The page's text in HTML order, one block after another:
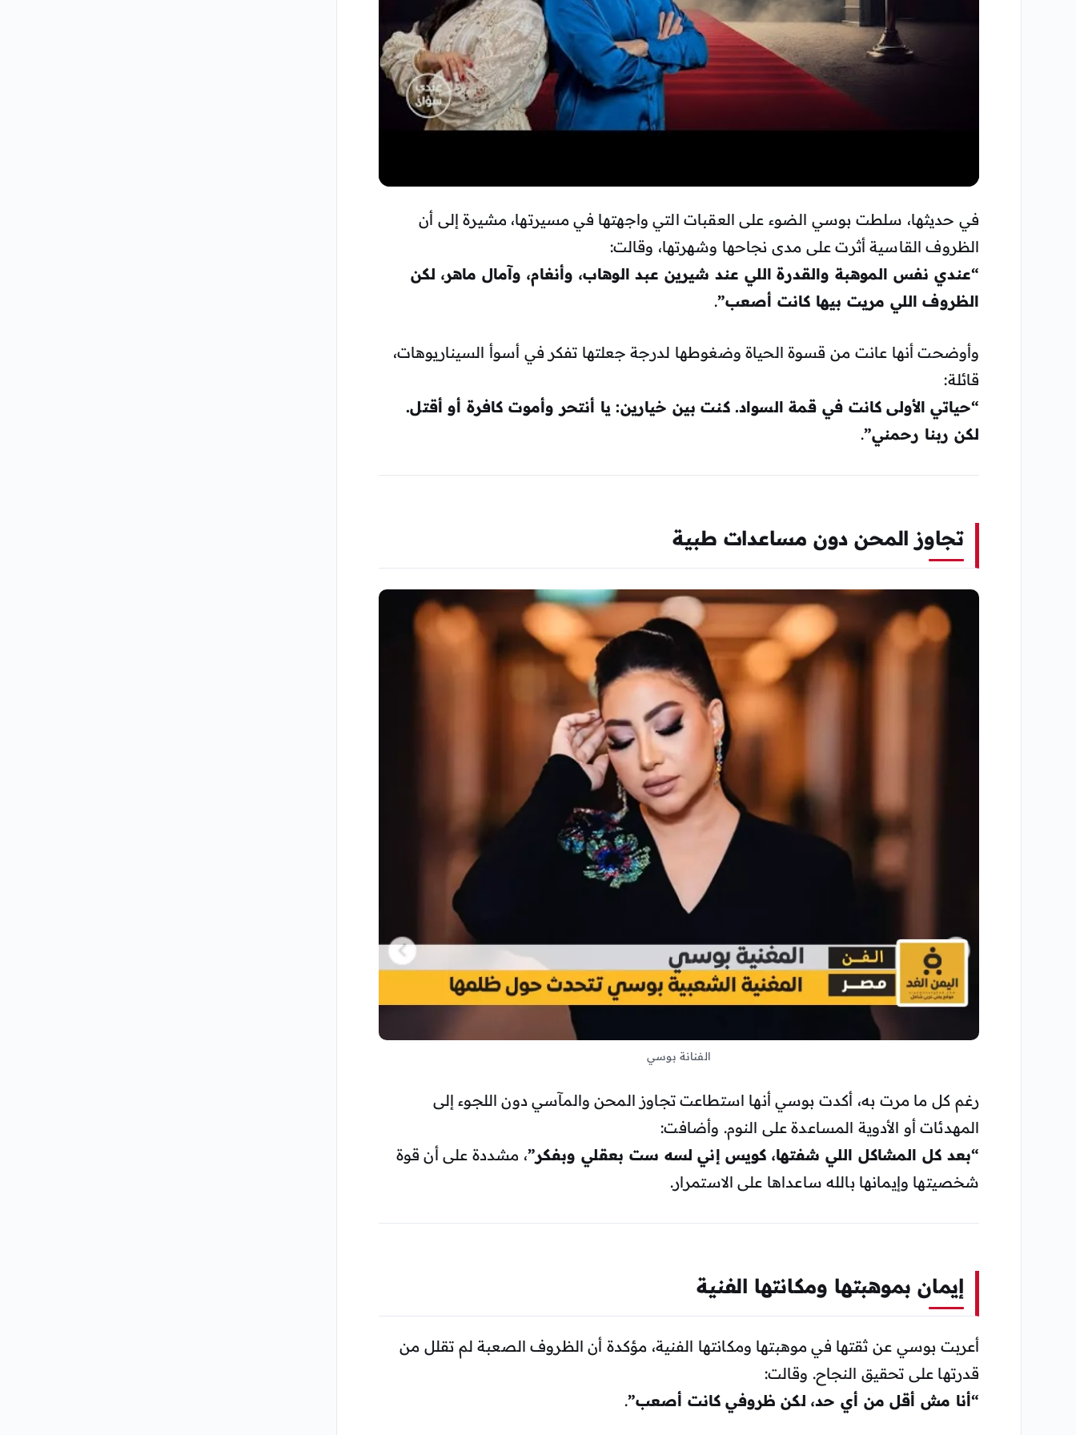
▶
في حديثها، سلطت بوسي الضوء على العقبات التي واجهتها في مسيرتها، مشيرة إلى أن
الظروف القاسية أثرت على مدى نجاحها وشهرتها، وقالت:
“عندي نفس الموهبة والقدرة اللي عند شيرين عبد الوهاب، وأنغام، وآمال ماهر، لكن
الظروف اللي مريت بيها كانت أصعب”.
وأوضحت أنها عانت من قسوة الحياة وضغوطها لدرجة جعلتها تفكر في أسوأ السيناريوهات،
قائلة:
“حياتي الأولى كانت في قمة السواد. كنت بين خيارين: يا أنتحر وأموت كافرة أو أقتل.
لكن ربنا رحمني”.
تجاوز المحن دون مساعدات طبية
الفنانة بوسي
رغم كل ما مرت به، أكدت بوسي أنها استطاعت تجاوز المحن والمآسي دون اللجوء إلى
المهدئات أو الأدوية المساعدة على النوم. وأضافت:
“بعد كل المشاكل اللي شفتها، كويس إني لسه ست بعقلي وبفكر”، مشددة على أن قوة
شخصيتها وإيمانها بالله ساعداها على الاستمرار.
إيمان بموهبتها ومكانتها الفنية
أعربت بوسي عن ثقتها في موهبتها ومكانتها الفنية، مؤكدة أن الظروف الصعبة لم تقلل من
قدرتها على تحقيق النجاح. وقالت:
“أنا مش أقل من أي حد، لكن ظروفي كانت أصعب”.